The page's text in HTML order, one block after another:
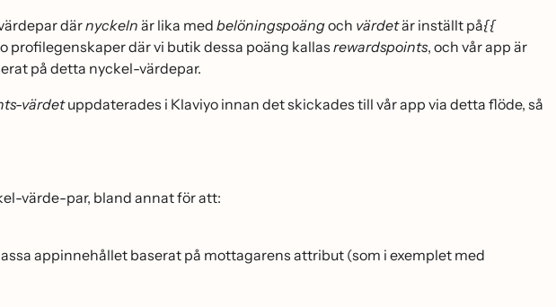
därnyckeln är lika med belöningspoängoch värdetär inställt på{{
profilegenskaper där vi butik dessa poäng kallasrewardspoints, och vår app är
på detta nyckel-värdepar.
värdetuppdaterades i Klaviyo innan det skickades till vår app via detta flöde, så
värde-par, bland annat för att:
appinnehållet baserat på mottagarens attribut (som i exemplet med